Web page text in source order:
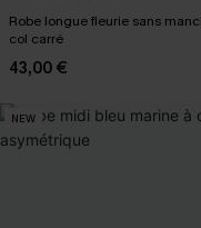
Robe longue fleurie sans
col carré
43,00 €
NEW